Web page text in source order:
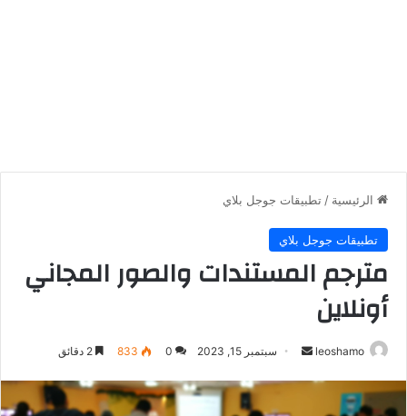
الرئيسية / تطبيقات جوجل بلاي
تطبيقات جوجل بلاي
مترجم المستندات والصور المجاني
أونلاين
leoshamo
أرسل سبتمبر 15, 2023 0
833